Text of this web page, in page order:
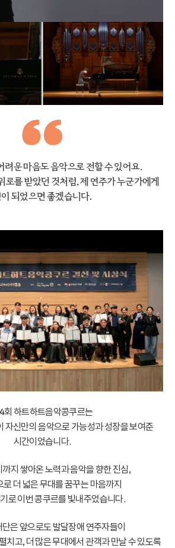
려운 마음도 음악으로 전할 수 있어요.
로를 받았던 것처럼,제 연주가 누군가에게
되었으면 좋겠습니다.
회 하트하트음악콩쿠르는
자신만의 음악으로 가능성과 성장을 보여준
시간이었습니다.
지 쌓아온 노력과 음악을 향한 진심,
로 더 넓은 무대를 꿈꾸는 마음까지
로 이번 콩쿠르를 빛내주었습니다.
은 앞으로도 발달장애 연주자들이
치고, 더 많은 무대에서 관객과 만날 수 있도록